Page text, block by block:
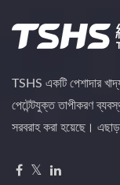
TSHS একটি পেশাদার
পেটেন্টযুক্ত তাপীকরণ
সরবরাহ করা হয়েছে।